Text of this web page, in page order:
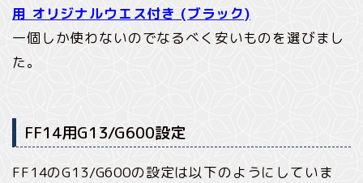
用 オリジナルウエス付き (ブラック)
一個しか使わないのでなるべく安いものを選びまし
た。
FF14用G13/G600設定
FF14のG13/G600の設定は以下のようにしていま